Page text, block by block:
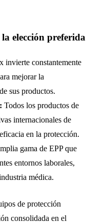
elección preferida
invierte constantemente
mejorar la
sus productos.
Todos los productos de
internacionales de
en la protección.
gama de EPP que
entornos laborales,
médica.
de protección
consolidada en el